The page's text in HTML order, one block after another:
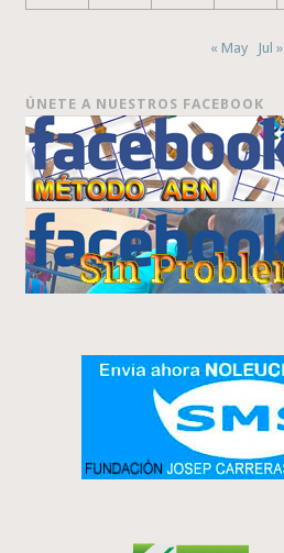
« May Jul »
ÚNETE A NUESTROS FACEBOOK